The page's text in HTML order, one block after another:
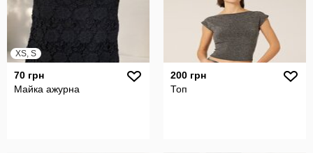
XS, S
70 грн
Майка ажурна
200 грн
Топ